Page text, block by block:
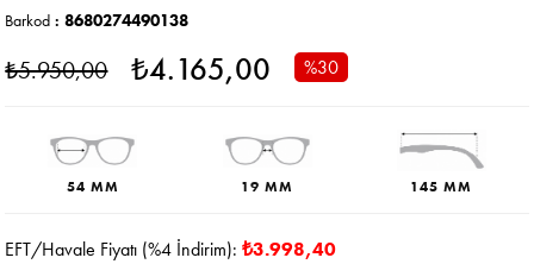
Barkod : 8680274490138
₺5.950,00 ₺4.165,00 %30
54 MM 19 MM 145 MM
EFT/Havale Fiyatı (%4 İndirim):₺3.998,40